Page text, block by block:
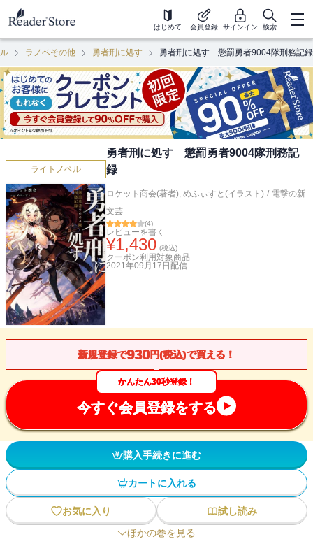
はじめて 会員登録 サインイン 検索
ラノベその他 勇者刑に処す 勇者刑に処す 懲罰勇者9004隊刑務記録
ライトノベル
勇者刑に処す 懲罰勇者9004隊刑務記
録
ロケット商会(著者), めふぃすと(イラスト) / 電撃の新
文芸
(4)
レビューを書く
¥1,430 (税込)
クーポン利用対象商品
2021年09月17日 配信
新規登録で930円(税込)で買える！
かんたん30秒登録！
今すぐ会員登録をする
購入手続きに進む
カートに入れる
お気に入り
試し読み
ほかの巻を見る